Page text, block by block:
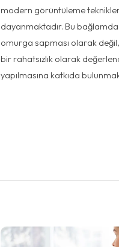
modern görüntüleme
dayanmaktadır. Bu
omurga sapması olarak
bir rahatsızlık olarak
yapılmasına katkıda